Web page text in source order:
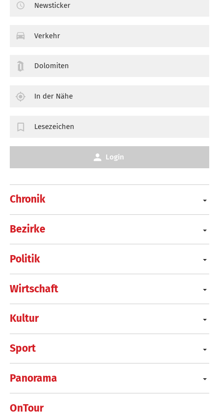
Chronik
Bezirke
Politik
Wirtschaft
Kultur
Sport
Panorama
OnTour
Newsticker
Verkehr
Dolomiten
In der Nähe
Lesezeichen
Login